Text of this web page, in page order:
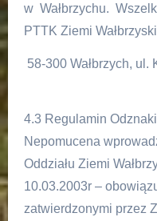
w Wałbrzychu.
PTTK Ziemi
58-300 Wałbrzych,
4.3 Regulamin
Nepomucena
Oddziału Ziemi
10.03.2003r –
zatwierdzonymi przez